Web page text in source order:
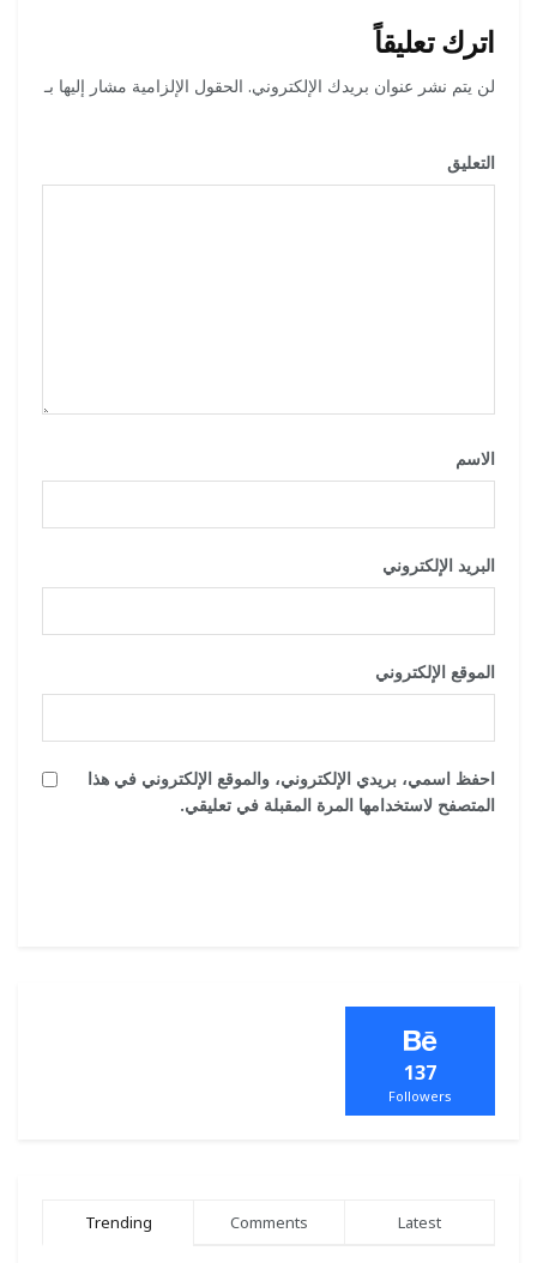
اترك تعليقاً
لن يتم نشر عنوان بريدك الإلكتروني. الحقول الإلزامية مشار إليها بـ
التعليق
الاسم
البريد الإلكتروني
الموقع الإلكتروني
احفظ اسمي، بريدي الإلكتروني، والموقع الإلكتروني في هذا
المتصفح لاستخدامها المرة المقبلة في تعليقي.
137
Followers
Trending Comments Latest